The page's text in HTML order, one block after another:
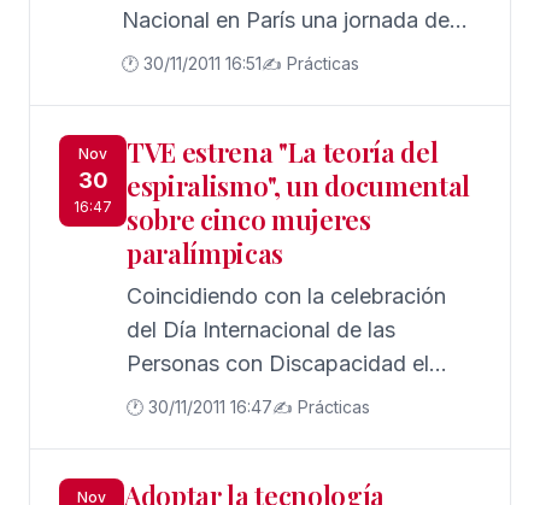
Nacional en París una jornada de
debate sobre la aprobación de una
español, este acto ha sido
solicitado por Ceges, organización
representativa de la Economía
Social francesa.
🕐 30/11/2011 16:51✍️ Prácticas
Nov
30
16:47
TVE estrena "La teoría del
espiralismo", un documental
sobre cinco mujeres
paralímpicas
Coincidiendo con la celebración
del Día Internacional de las
Personas con Discapacidad el
sábado 3 de diciembre, TVE ha
espiralismo", dirigido por Mabel
🕐 30/11/2011 16:47✍️ Prácticas
Nov Adoptar la tecnología